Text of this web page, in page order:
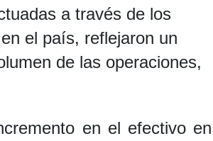
a través de los
el país, reflejaron un
de las operaciones,
en el efectivo en